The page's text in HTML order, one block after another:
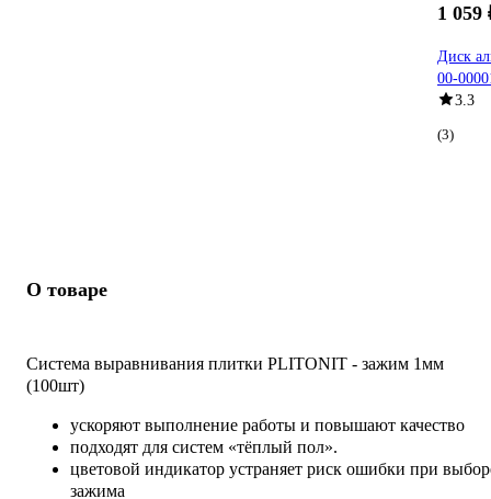
1 059
Диск
00-
3.3
(3)
О товаре
Система выравнивания плитки PLITONIT - зажим 1мм
(100шт)
ускоряют выполнение работы и повышают качество
подходят для систем «тёплый пол».
цветовой индикатор устраняет риск ошибки при
зажима